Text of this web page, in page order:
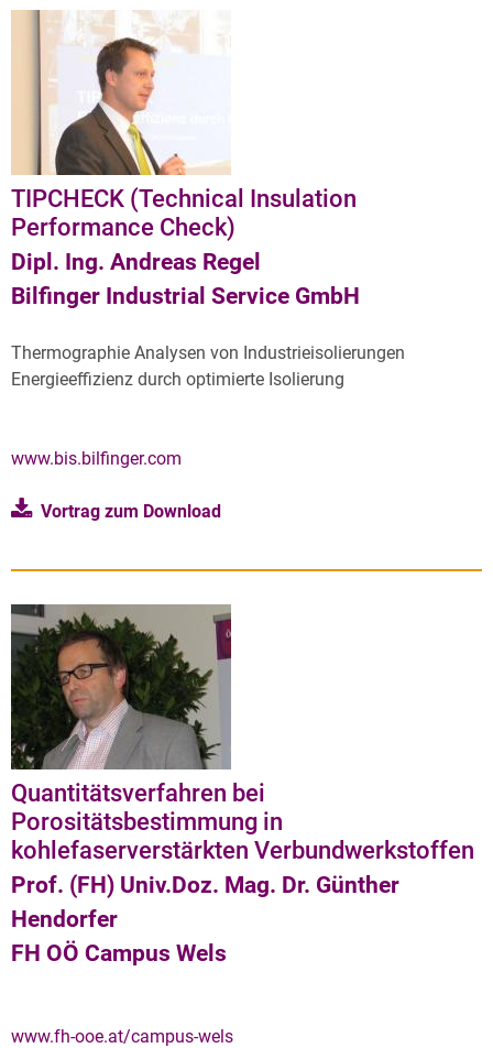
TIPCHECK (Technical Insulation
Performance Check)
Dipl. Ing. Andreas Regel
Bilfinger Industrial Service GmbH
Thermographie Analysen von Industrieisolierungen
Energieeffizienz durch optimierte Isolierung
www.bis.bilfinger.com
Vortrag zum Download
Quantitätsverfahren bei
Porositätsbestimmung in
kohlefaserverstärkten Verbundwerkstoffen
Prof. (FH) Univ.Doz. Mag. Dr. Günther
Hendorfer
FH OÖ Campus Wels
www.fh-ooe.at/campus-wels